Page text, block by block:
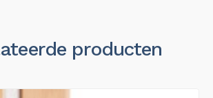
producten